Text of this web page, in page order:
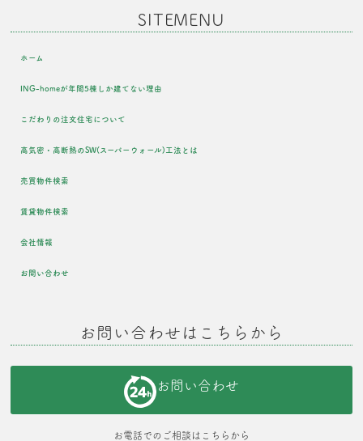
SITEMENU
ホーム
ING-homeが年間5棟しか建てない理由
こだわりの注文住宅について
高気密・高断熱のSW(スーパーウォール)工法とは
売買物件検索
賃貸物件検索
会社情報
お問い合わせ
お問い合わせはこちらから
お問い合わせ
お電話でのご相談はこちらから